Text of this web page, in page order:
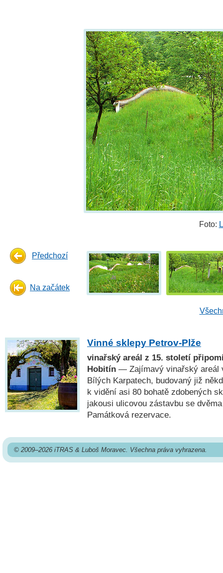
Foto:
Předchozí
Na začátek
Vinné sklepy Petrov-Plže
vinařský areál z 15. století
Hobitín — Zajímavý vinařský areál
Bílých Karpatech, budovaný již
k vidění asi 80 bohatě zdobených
jakousi ulicovou zástavbu se
Památková rezervace.
© 2009–2026 iTRAS & Luboš Moravec. Všechna práva vyhrazena.